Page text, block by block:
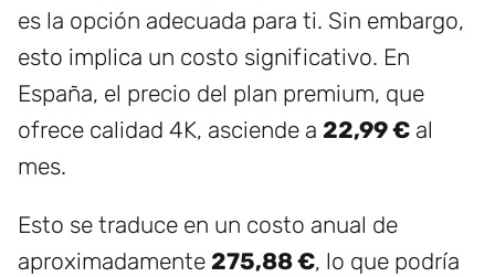
es la opción adecuada para ti. Sin embargo,
esto implica un costo significativo. En
España, el precio del plan premium, que
ofrece calidad 4K, asciende a 22,99 € al
mes.
Esto se traduce en un costo anual de
aproximadamente 275,88 €, lo que podría